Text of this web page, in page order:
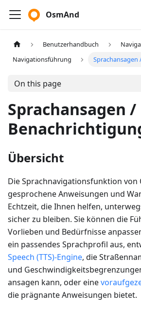
OsmAnd
Benutzerhandbuch
Navigationsführung
On this page
Sprachansagen /
Übersicht
Die Sprachnavigationsfunktion von
gesprochene Anweisungen und
Echtzeit, die Ihnen helfen,
sicher zu bleiben. Sie können die
Vorlieben und Bedürfnisse
ein passendes Sprachprofil aus,
Speech (TTS)-Engine, die
und
ansagen kann, oder eine
die prägnante Anweisungen bietet.